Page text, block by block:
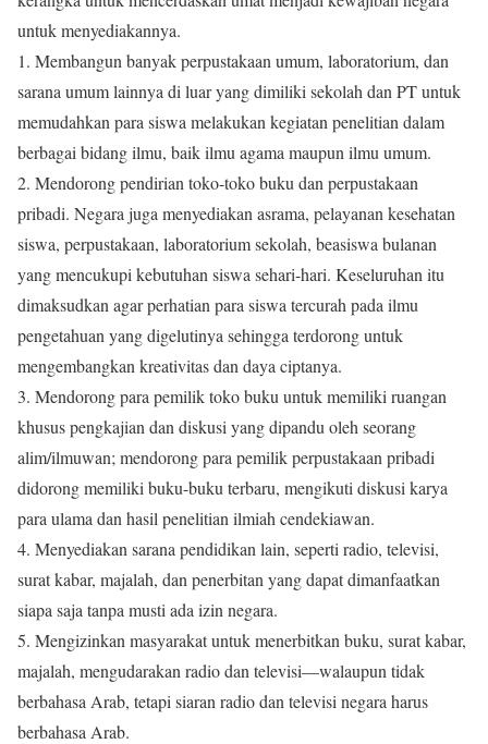
untuk menyediakannya.
1. Membangun banyak perpustakaan umum, laboratorium, dan
sarana umum lainnya di luar yang dimiliki sekolah dan PT untuk
memudahkan para siswa melakukan kegiatan penelitian dalam
berbagai bidang ilmu, baik ilmu agama maupun ilmu umum.
2. Mendorong pendirian toko-toko buku dan perpustakaan
pribadi. Negara juga menyediakan asrama, pelayanan kesehatan
siswa, perpustakaan, laboratorium sekolah, beasiswa bulanan
yang mencukupi kebutuhan siswa sehari-hari. Keseluruhan itu
dimaksudkan agar perhatian para siswa tercurah pada ilmu
pengetahuan yang digelutinya sehingga terdorong untuk
mengembangkan kreativitas dan daya ciptanya.
3. Mendorong para pemilik toko buku untuk memiliki ruangan
khusus pengkajian dan diskusi yang dipandu oleh seorang
alim/ilmuwan; mendorong para pemilik perpustakaan pribadi
didorong memiliki buku-buku terbaru, mengikuti diskusi karya
para ulama dan hasil penelitian ilmiah cendekiawan.
4. Menyediakan sarana pendidikan lain, seperti radio, televisi,
surat kabar, majalah, dan penerbitan yang dapat dimanfaatkan
siapa saja tanpa musti ada izin negara.
5. Mengizinkan masyarakat untuk menerbitkan buku, surat kabar,
majalah, mengudarakan radio dan televisi—walaupun tidak
berbahasa Arab, tetapi siaran radio dan televisi negara harus
berbahasa Arab.